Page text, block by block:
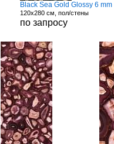
Black Sea Gold Glossy 6 mm
120x280 см, пол/стены
по запросу